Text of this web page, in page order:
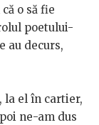
o să fie
poetului-
au decurs,
la el în cartier,
ne-am dus